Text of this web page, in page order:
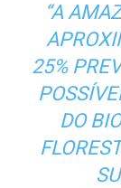
“A
25%
DO